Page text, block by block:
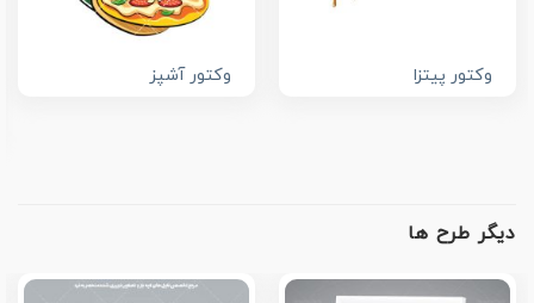
وکتور پیتزا وکتور آشپز
دیگر طرح ها